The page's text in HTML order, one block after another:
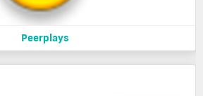
Peerplays